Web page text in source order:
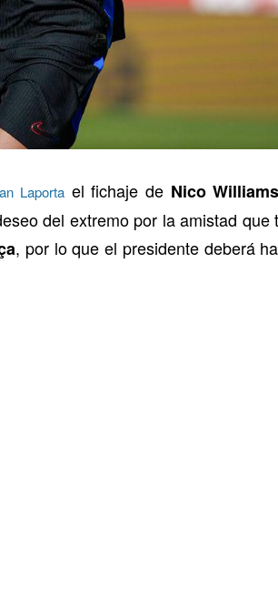
Laportael fichaje de Nico Williams
del extremo por la amistad
, por lo que el presidente deberá